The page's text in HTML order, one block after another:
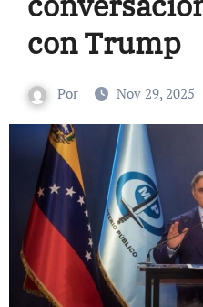
con Trump
Por Nov 29, 2025